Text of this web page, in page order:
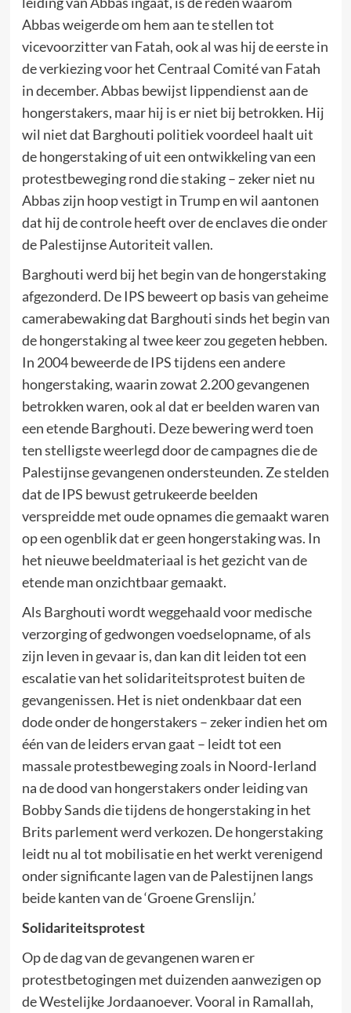
Abbas weigerde om hem aan te stellen tot
vicevoorzitter van Fatah, ook al was hij de eerste in
de verkiezing voor het Centraal Comité van Fatah
in december. Abbas bewijst lippendienst aan de
hongerstakers, maar hij is er niet bij betrokken. Hij
wil niet dat Barghouti politiek voordeel haalt uit
de hongerstaking of uit een ontwikkeling van een
protestbeweging rond die staking – zeker niet nu
Abbas zijn hoop vestigt in Trump en wil aantonen
dat hij de controle heeft over de enclaves die onder
de Palestijnse Autoriteit vallen.
Barghouti werd bij het begin van de hongerstaking
afgezonderd. De IPS beweert op basis van geheime
camerabewaking dat Barghouti sinds het begin van
de hongerstaking al twee keer zou gegeten hebben.
In 2004 beweerde de IPS tijdens een andere
hongerstaking, waarin zowat 2.200 gevangenen
betrokken waren, ook al dat er beelden waren van
een etende Barghouti. Deze bewering werd toen
ten stelligste weerlegd door de campagnes die de
Palestijnse gevangenen ondersteunden. Ze stelden
dat de IPS bewust getrukeerde beelden
verspreidde met oude opnames die gemaakt waren
op een ogenblik dat er geen hongerstaking was. In
het nieuwe beeldmateriaal is het gezicht van de
etende man onzichtbaar gemaakt.
Als Barghouti wordt weggehaald voor medische
verzorging of gedwongen voedselopname, of als
zijn leven in gevaar is, dan kan dit leiden tot een
escalatie van het solidariteitsprotest buiten de
gevangenissen. Het is niet ondenkbaar dat een
dode onder de hongerstakers – zeker indien het om
één van de leiders ervan gaat – leidt tot een
massale protestbeweging zoals in Noord-Ierland
na de dood van hongerstakers onder leiding van
Bobby Sands die tijdens de hongerstaking in het
Brits parlement werd verkozen. De hongerstaking
leidt nu al tot mobilisatie en het werkt verenigend
onder significante lagen van de Palestijnen langs
beide kanten van de ‘Groene Grenslijn.’
Solidariteitsprotest
Op de dag van de gevangenen waren er
protestbetogingen met duizenden aanwezigen op
de Westelijke Jordaanoever. Vooral in Ramallah,